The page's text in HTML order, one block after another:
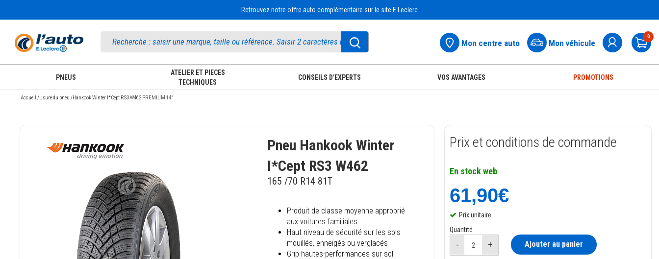
Retrouvez notre offre auto complémentaire sur le site E.Leclerc
Mon centre auto Mon véhicule
0
PNEUS
ATELIER ET PIECES
TECHNIQUES
CONSEILS D'EXPERTS VOS AVANTAGES PROMOTIONS
Accueil /Usure du pneu /Hankook Winter I*Cept RS3 W462 PREMIUM 14"
Pneu Hankook Winter
I*Cept RS3 W462
165 /70 R14 81T
Produit de classe moyenne approprié
aux voitures familiales
Haut niveau de sécurité sur les sols
mouillés, enneigés ou verglacés
Grip hautes-performances sur sol
Prix et conditions de commande
En stock web
61,90€
Prix unitaire
Quantité
Ajouter au panier